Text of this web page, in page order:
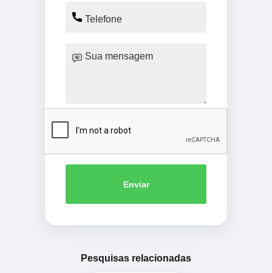
Enviar
Pesquisas relacionadas